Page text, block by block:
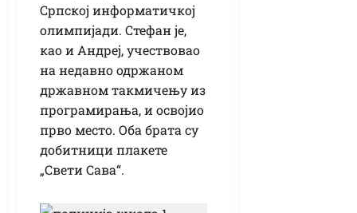
Српској информатичкој
олимпијади. Стефан је,
као и Андреј, учествовао
на недавно одржаном
државном такмичењу из
програмирања, и освојио
прво место. Оба брата су
добитници плакете
„Свети Сава“.